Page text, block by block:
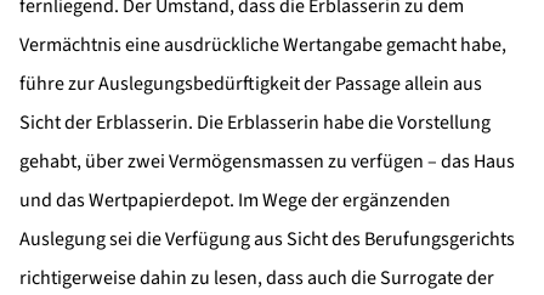
fernliegend. Der Umstand, dass die Erblasserin zu dem
Vermächtnis eine ausdrückliche Wertangabe gemacht habe,
führe zur Auslegungsbedürftigkeit der Passage allein aus
Sicht der Erblasserin. Die Erblasserin habe die Vorstellung
gehabt, über zwei Vermögensmassen zu verfügen – das Haus
und das Wertpapierdepot. Im Wege der ergänzenden
Auslegung sei die Verfügung aus Sicht des Berufungsgerichts
richtigerweise dahin zu lesen, dass auch die Surrogate der